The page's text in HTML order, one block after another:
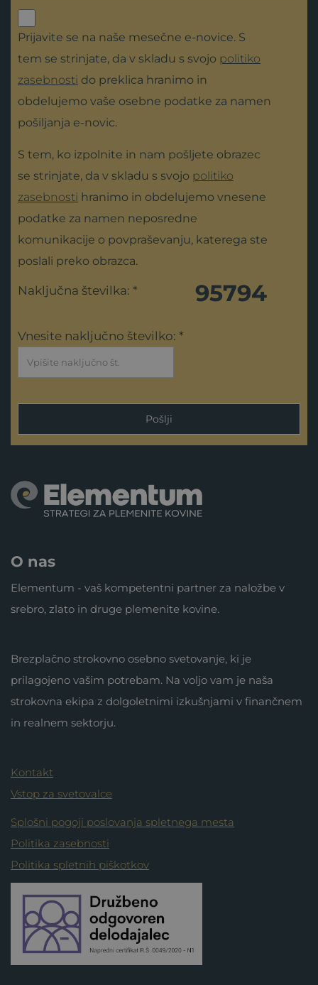
Prijavite se na naše mesečne e-novice. S
tem se strinjate, da v skladu s svojo politiko
zasebnosti do preklica hranimo in
obdelujemo vaše osebne podatke za namen
pošiljanja e-novic.
S tem, ko izpolnite in nam pošljete obrazec
se strinjate, da v skladu s svojo politiko
zasebnosti hranimo in obdelujemo vnesene
podatke za namen neposredne
komunikacije o povpraševanju, katerega ste
poslali preko obrazca.
Naključna številka: * 95794
Vnesite naključno številko: *
Pošlji
O nas
Elementum - vaš kompetentni partner za naložbe v
srebro, zlato in druge plemenite kovine.
Brezplačno strokovno osebno svetovanje, ki je
prilagojeno vašim potrebam. Na voljo vam je naša
strokovna ekipa z dolgoletnimi izkušnjami v finančnem
in realnem sektorju.
Kontakt
Vstop za svetovalce
Splošni pogoji poslovanja spletnega mesta
Politika zasebnosti
Politika spletnih piškotkov